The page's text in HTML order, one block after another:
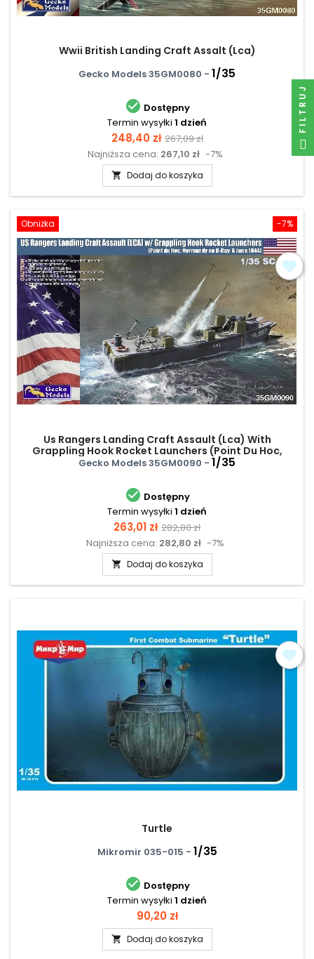
Wwii British Landing Craft Assalt (Lca)
Gecko Models 35GM0080 - 1/35
 Dostępny
Termin wysyłki 1 dzień
Cena
248,40 zł Cena
podstawowa
267,09 zł
Najniższa cena: 267,10 zł -7%
 Dodaj do koszyka
-7%
Obniżka
Us Rangers Landing Craft Assault (Lca) With
Grappling Hook Rocket Launchers (Point Du Hoc,
Normandy On D-day, 6 June, 1944)
Gecko Models 35GM0090 - 1/35
 Dostępny
Termin wysyłki 1 dzień
Cena
263,01 zł Cena
podstawowa
282,80 zł
Najniższa cena: 282,80 zł -7%
 Dodaj do koszyka
Turtle
Mikromir 035-015 - 1/35
 Dostępny
Termin wysyłki 1 dzień
Cena
90,20 zł
 Dodaj do koszyka
FILTRUJ